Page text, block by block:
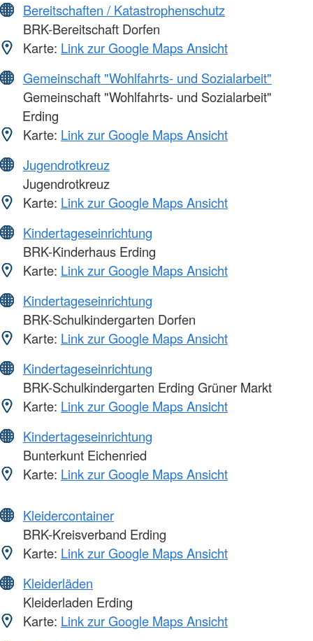
Bereitschaften / Katastrophenschutz
BRK-Bereitschaft Dorfen
Karte: Link zur Google Maps Ansicht
Gemeinschaft "Wohlfahrts- und Sozialarbeit"
Gemeinschaft "Wohlfahrts- und Sozialarbeit"
Erding
Karte: Link zur Google Maps Ansicht
Jugendrotkreuz
Jugendrotkreuz
Karte: Link zur Google Maps Ansicht
Kindertageseinrichtung
BRK-Kinderhaus Erding
Karte: Link zur Google Maps Ansicht
Kindertageseinrichtung
BRK-Schulkindergarten Dorfen
Karte: Link zur Google Maps Ansicht
Kindertageseinrichtung
BRK-Schulkindergarten Erding Grüner Markt
Karte: Link zur Google Maps Ansicht
Kindertageseinrichtung
Bunterkunt Eichenried
Karte: Link zur Google Maps Ansicht
Kleidercontainer
BRK-Kreisverband Erding
Karte: Link zur Google Maps Ansicht
Kleiderläden
Kleiderladen Erding
Karte: Link zur Google Maps Ansicht